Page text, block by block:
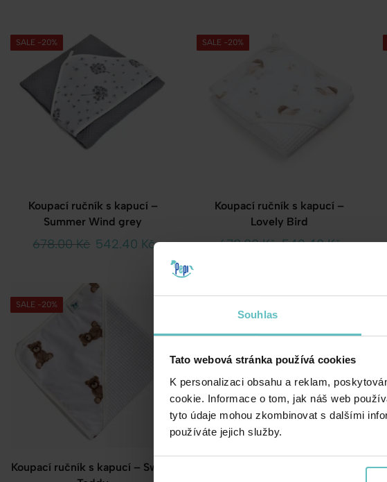
Souhlas
Tato webová stránka používá cookies
K personalizaci obsahu a reklam,
cookie. Informace o tom, jak náš web
tyto údaje mohou zkombinovat s dalšími
používáte jejich služby.
SALE -20%
Koupací ručník s kapucí –
Summer Wind grey
678.00Kč 542.40 Kč
SALE -20%
Koupací ručník s kapucí –
Lovely Bird
678.00Kč 542.40Kč
SALE -20%
Koupací ručník s kapucí – Sweet